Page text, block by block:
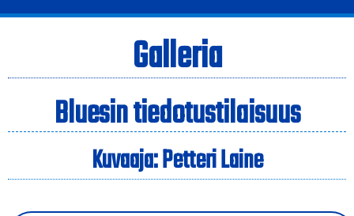
Galleria
Bluesin tiedotustilaisuus
Kuvaaja: Petteri Laine